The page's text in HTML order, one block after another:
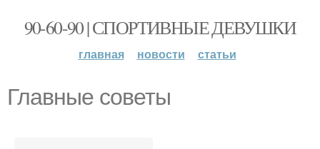
90-60-90 | СПОРТИВНЫЕ ДЕВУШКИ
главная новости статьи
Главные советы